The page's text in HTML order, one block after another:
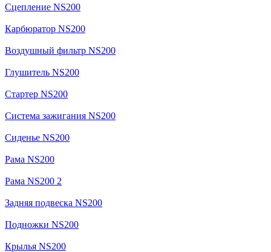
Сцепление NS200
Карбюратор NS200
Воздушный фильтр NS200
Глушитель NS200
Стартер NS200
Система зажигания NS200
Сиденье NS200
Рама NS200
Рама NS200 2
Задняя подвеска NS200
Подножки NS200
Крылья NS200